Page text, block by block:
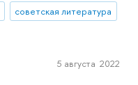
советская литература
5 августа 2022